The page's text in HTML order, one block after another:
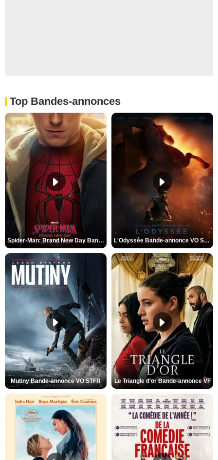
Top Bandes-annonces
Spider-Man: Brand New Day Bande-annonce VO STFR L'Odyssée Bande-annonce VO STFR
Mutiny Bande-annonce VO STFR Le Triangle d'or Bande-annonce VF